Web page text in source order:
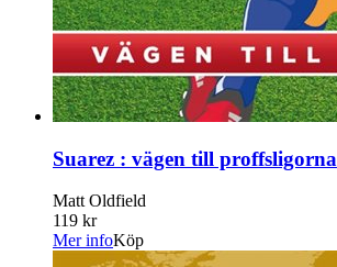
Suarez : vägen till proffsligorna
Matt Oldfield
119 kr
Mer infoKöp